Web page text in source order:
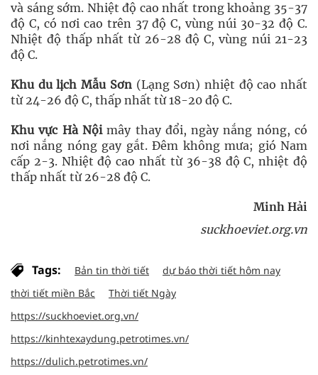
và sáng sớm. Nhiệt độ cao nhất trong khoảng 35-37
độ C, có nơi cao trên 37 độ C, vùng núi 30-32 độ C.
Nhiệt độ thấp nhất từ 26-28 độ C, vùng núi 21-23
độ C.
Khu du lịch Mẫu Sơn(Lạng Sơn) nhiệt độ cao nhất
từ 24-26 độ C, thấp nhất từ 18-20 độ C.
Khu vực Hà Nộimây thay đổi, ngày nắng nóng, có
nơi nắng nóng gay gắt. Đêm không mưa; gió Nam
cấp 2-3. Nhiệt độ cao nhất từ 36-38 độ C, nhiệt độ
thấp nhất từ 26-28 độ C.
Minh Hải
suckhoeviet.org.vn
Tags: Bản tin thời tiết
dự báo thời tiết hôm nay
thời tiết miền Bắc
Thời tiết Ngày
https://suckhoeviet.org.vn/
https://kinhtexaydung.petrotimes.vn/
https://dulich.petrotimes.vn/